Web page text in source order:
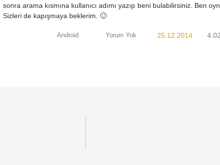
sonra arama kısmına kullanıcı adımı yazıp beni bulabilirsiniz. Ben
Sizleri de kapışmaya beklerim. 🙂
Android Yorum Yok 25.12.2014